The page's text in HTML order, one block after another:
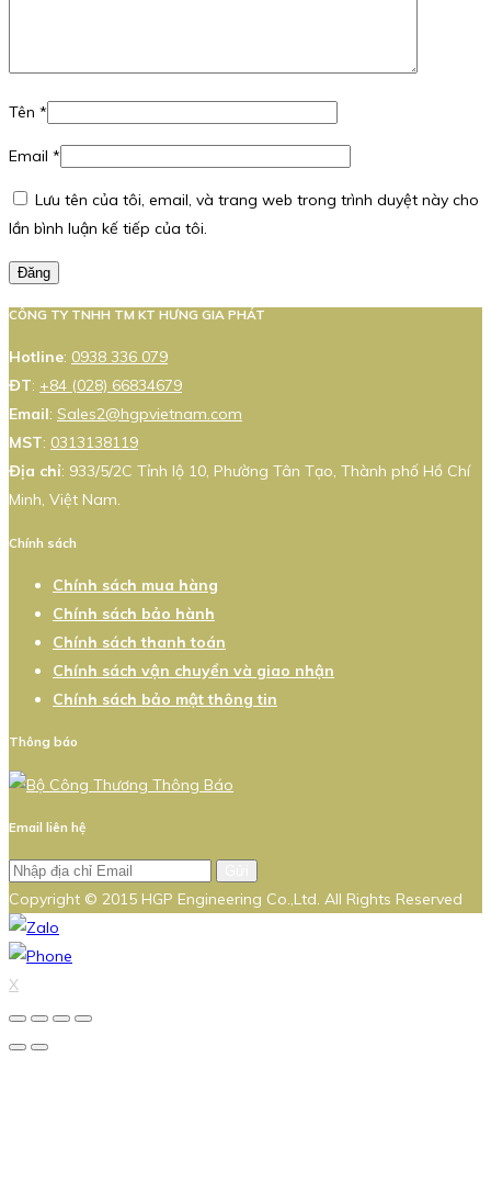
Tên *
Email *
Lưu tên của tôi, email, và trang web trong trình duyệt này cho
lần bình luận kế tiếp của tôi.
Đăng
CÔNG TY TNHH TM KT HƯNG GIA PHÁT
Hotline: 0938 336 079
ĐT: +84 (028) 66834679
Email: Sales2@hgpvietnam.com
MST: 0313138119
Địa chỉ: 933/5/2C Tỉnh lộ 10, Phường Tân Tạo, Thành phố Hồ Chí
Minh, Việt Nam.
Chính sách
Chính sách mua hàng
Chính sách bảo hành
Chính sách thanh toán
Chính sách vận chuyển và giao nhận
Chính sách bảo mật thông tin
Thông báo
Email liên hệ
Copyright © 2015 HGP Engineering Co.,Ltd. All Rights Reserved
X